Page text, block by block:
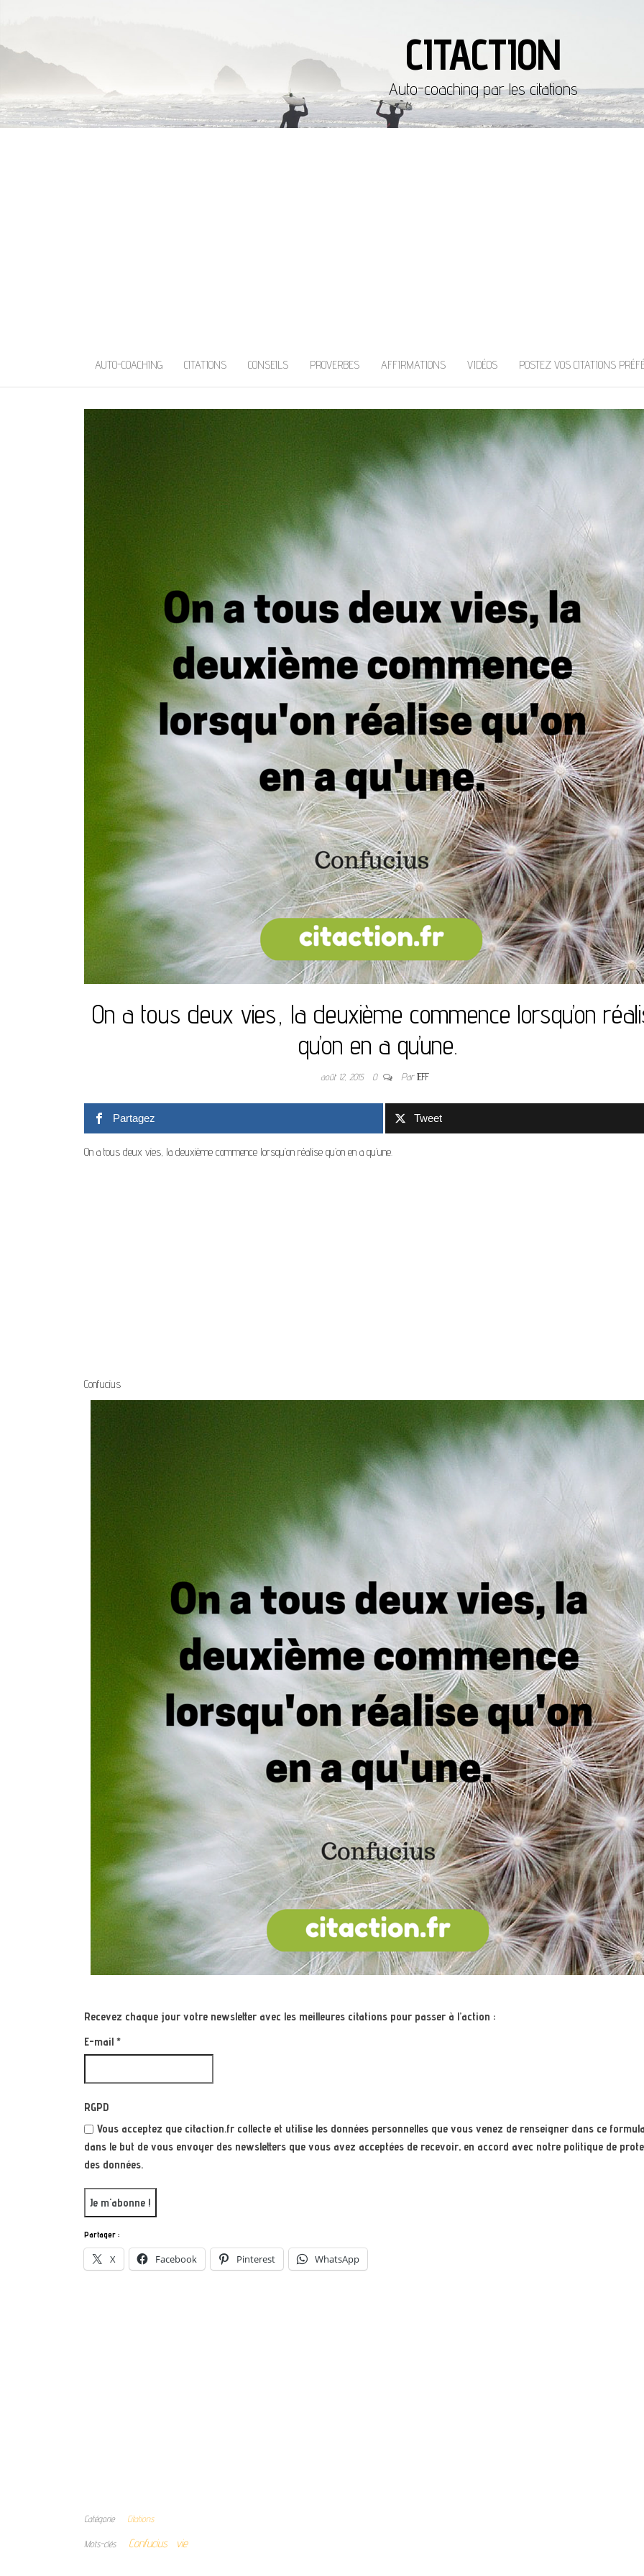
CITACTION
Auto-coaching par les citations
AUTO-COACHING CITATIONS CONSEILS PROVERBES AFFIRMATIONS VIDÉOS POSTEZ VOS CITATIONS
On a tous deux vies, la deuxième commence lorsqu’on
qu’on en a qu’une.
août 12, 2015 0 ParJEFF
Partagez Tweet
On a tous deux vies, la deuxième commence lorsqu’on réalise qu’on en a qu’une.
Confucius
Recevez chaque jour votre newsletter avec les meilleures citations pour passer à l’action :
E-mail *
RGPD
Vous acceptez que citaction.fr collecte et utilise les données personnelles que vous venez de renseigner dans ce
dans le but de vous envoyer des newsletters que vous avez acceptées de recevoir, en accord avec notre politique de
des données.
Partager :
X Facebook Pinterest WhatsApp
Catégorie Citations
Mots-clés Confucius vie